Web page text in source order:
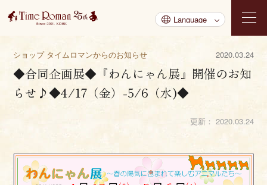
ショップ タイムロマンからのお知らせ 2020.03.24
◆合同企画展◆『わんにゃん展』開催のお知
らせ♪◆4/17（金）-5/6（水)◆
更新： 2020.03.24